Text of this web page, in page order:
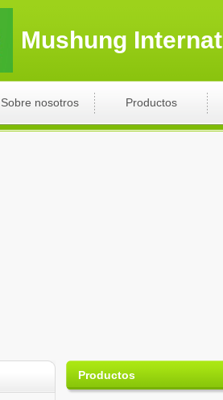
Mushung
Sobre nosotros Productos
Productos